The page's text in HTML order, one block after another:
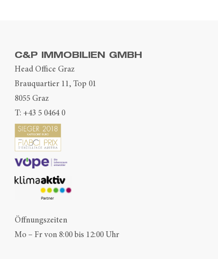
C&P IMMOBILIEN GMBH
Head Office Graz
Brauquartier 11, Top 01
8055 Graz
T: +43 5 0464 0
Öffnungszeiten
Mo – Fr von 8:00 bis 12:00 Uhr